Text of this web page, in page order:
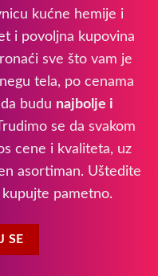
kućne hemije i
i povoljna kupovina
sve što vam je
tela, po cenama
budu najbolje i
se da svakom
cene i kvaliteta, uz
asortiman. Uštedite
pametno.
SE